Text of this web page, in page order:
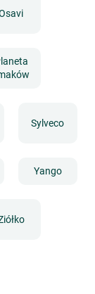
Sylveco
Yango